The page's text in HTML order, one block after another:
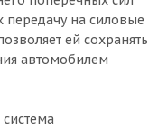
передачу на силовые
ей сохранять
автомобилем